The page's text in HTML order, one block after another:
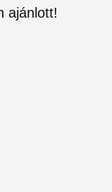
ajánlott!